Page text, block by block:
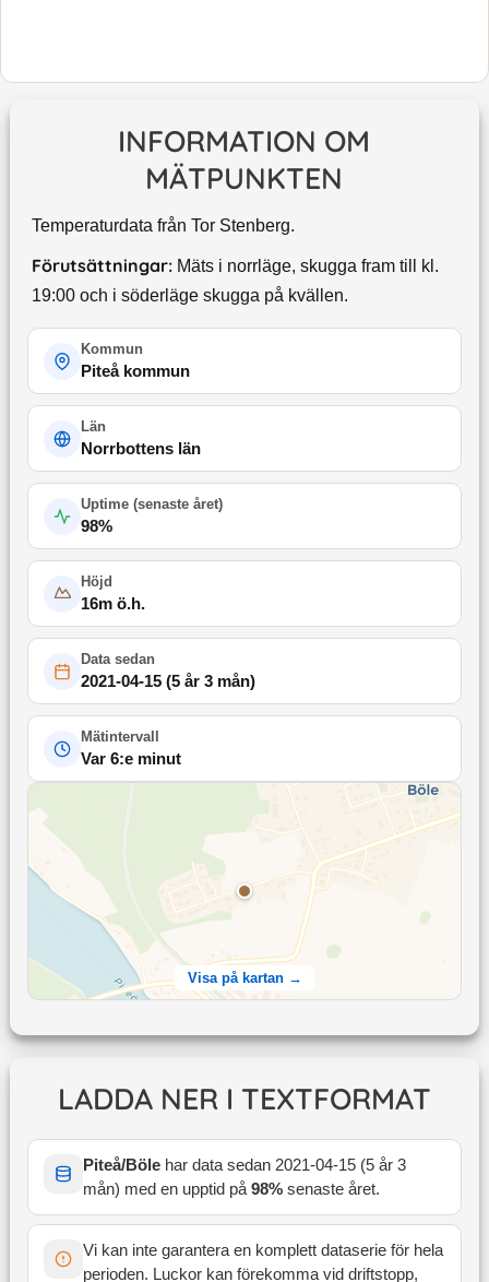
INFORMATION OM
MÄTPUNKTEN
Temperaturdata från Tor Stenberg.
Förutsättningar: Mäts i norrläge, skugga fram till kl.
19:00 och i söderläge skugga på kvällen.
Kommun
Piteå kommun
Län
Norrbottens län
Uptime (senaste året)
98%
Höjd
16m ö.h.
Data sedan
2021-04-15(5 år 3 mån)
Mätintervall
Var 6:e minut
Visa på kartan →
LADDA NER I TEXTFORMAT
Piteå/Bölehar data sedan 2021-04-15(5 år 3
mån) med en upptid på98% senaste året.
Vi kan inte garantera en komplett dataserie för hela
perioden. Luckor kan förekomma vid driftstopp,